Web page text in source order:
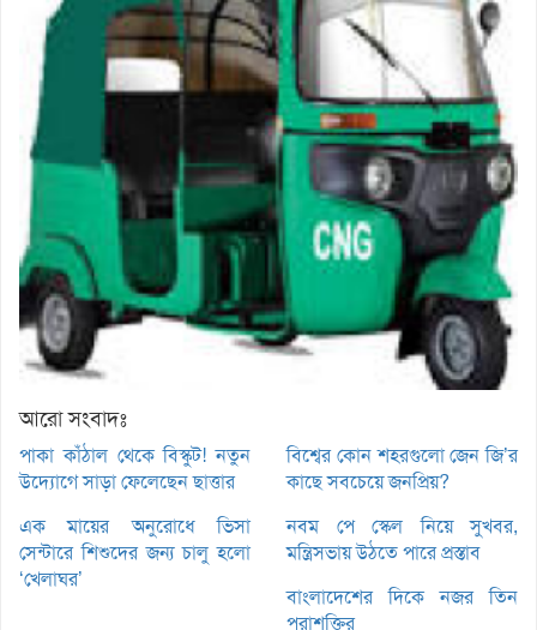
আরো সংবাদঃ
পাকা কাঁঠাল থেকে বিস্কুট! নতুন
উদ্যোগে সাড়া ফেলেছেন ছাত্তার
বিশ্বের কোন শহরগুলো জেন জি’র
কাছে সবচেয়ে জনপ্রিয়?
এক মায়ের অনুরোধে ভিসা
সেন্টারে শিশুদের জন্য চালু হলো
‘খেলাঘর’
নবম পে স্কেল নিয়ে সুখবর,
মন্ত্রিসভায় উঠতে পারে প্রস্তাব
বাংলাদেশের দিকে নজর তিন
পরাশক্তির